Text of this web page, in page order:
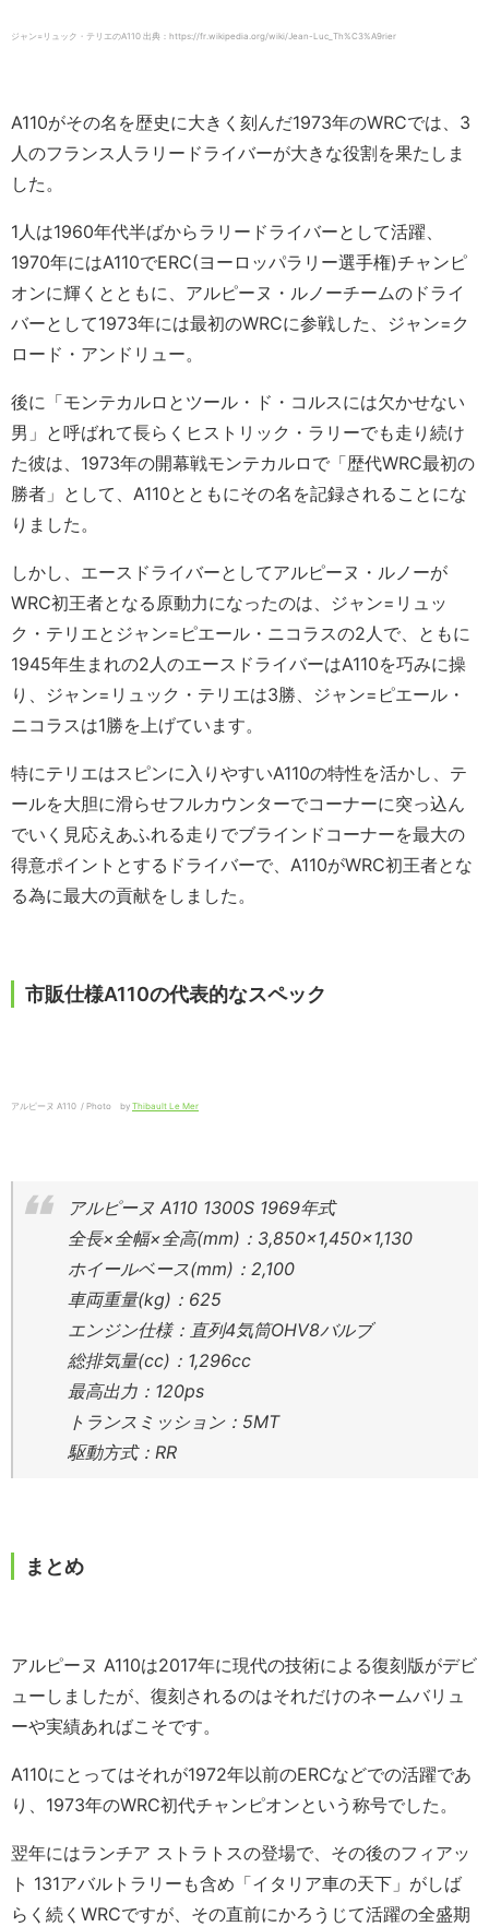
ジャン=リュック・テリエのA110 出典：https://fr.wikipedia.org/wiki/Jean-Luc_Th%C3%A9rier
A110がその名を歴史に大きく刻んだ1973年のWRCでは、3
人のフランス人ラリードライバーが大きな役割を果たしま
した。
1人は1960年代半ばからラリードライバーとして活躍、
1970年にはA110でERC(ヨーロッパラリー選手権)チャンピ
オンに輝くとともに、アルピーヌ・ルノーチームのドライ
バーとして1973年には最初のWRCに参戦した、ジャン=ク
ロード・アンドリュー。
後に「モンテカルロとツール・ド・コルスには欠かせない
男」と呼ばれて長らくヒストリック・ラリーでも走り続け
た彼は、1973年の開幕戦モンテカルロで「歴代WRC最初の
勝者」として、A110とともにその名を記録されることにな
りました。
しかし、エースドライバーとしてアルピーヌ・ルノーが
WRC初王者となる原動力になったのは、ジャン=リュッ
ク・テリエとジャン=ピエール・ニコラスの2人で、ともに
1945年生まれの2人のエースドライバーはA110を巧みに操
り、ジャン=リュック・テリエは3勝、ジャン=ピエール・
ニコラスは1勝を上げています。
特にテリエはスピンに入りやすいA110の特性を活かし、テ
ールを大胆に滑らせフルカウンターでコーナーに突っ込ん
でいく見応えあふれる走りでブラインドコーナーを最大の
得意ポイントとするドライバーで、A110がWRC初王者とな
る為に最大の貢献をしました。
市販仕様A110の代表的なスペック
アルピーヌ A110 / Photo by Thibault Le Mer
アルピーヌ A110 1300S 1969年式
全長×全幅×全高(mm)：3,850×1,450×1,130
ホイールベース(mm)：2,100
車両重量(kg)：625
エンジン仕様：直列4気筒OHV8バルブ
総排気量(cc)：1,296cc
最高出力：120ps
トランスミッション：5MT
駆動方式：RR
まとめ
アルピーヌ A110は2017年に現代の技術による復刻版がデビ
ューしましたが、復刻されるのはそれだけのネームバリュ
ーや実績あればこそです。
A110にとってはそれが1972年以前のERCなどでの活躍であ
り、1973年のWRC初代チャンピオンという称号でした。
翌年にはランチア ストラトスの登場で、その後のフィアッ
ト 131アバルトラリーも含め「イタリア車の天下」がしば
らく続くWRCですが、その直前にかろうじて活躍の全盛期